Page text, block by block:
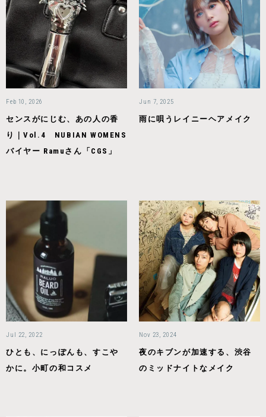
Feb 10, 2026
センスがにじむ、あの人の香
り｜Vol.4 NUBIAN WOMENS
バイヤー Ramuさん「CGS」
Jun 7, 2025
雨に唄うレイニーヘアメイク
Jul 22, 2022
ひとも、にっぽんも、すこや
かに。小町の和コスメ
Nov 23, 2024
夜のキブンが加速する、渋谷
のミッドナイトなメイク